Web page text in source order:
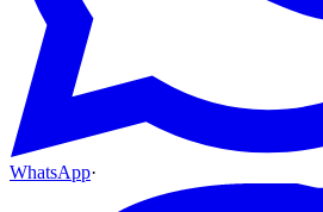
WhatsApp·